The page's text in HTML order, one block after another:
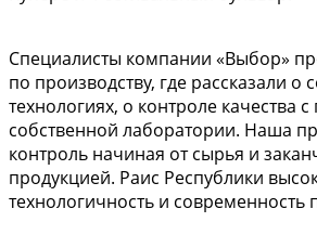
Специалисты компании «Выбор»
по производству, где рассказали о
технологиях, о контроле
собственной лаборатории. Наша
контроль начиная от сырья и
продукцией. Раис Республики
технологичность и современность